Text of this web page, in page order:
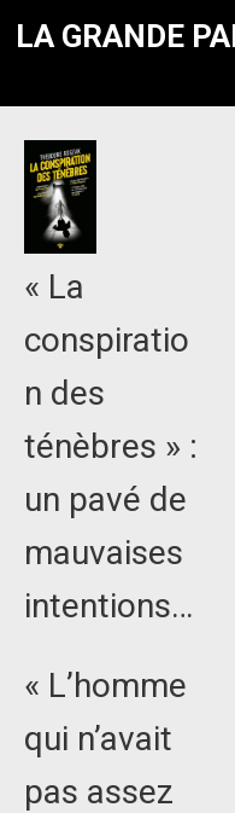
LA GRANDE
« La
conspiratio
n des
ténèbres » :
un pavé de
mauvaises
intentions…
« L’homme
qui n’avait
pas assez